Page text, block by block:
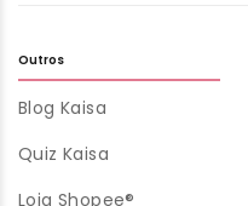
Outros
Blog Kaisa
Quiz Kaisa
Loja Shopee®